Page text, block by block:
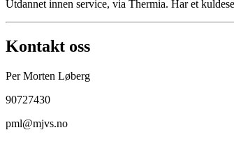
Utdannet innen service, via Thermia. Har et
Kontakt oss
Per Morten Løberg
90727430
pml@mjvs.no